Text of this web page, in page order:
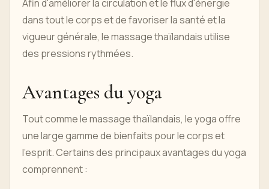
Afin d'améliorer la circulation et le flux d'énergie
dans tout le corps et de favoriser la santé et la
vigueur générale, le massage thaïlandais utilise
des pressions rythmées.
Avantages du yoga
Tout comme le massage thaïlandais, le yoga offre
une large gamme de bienfaits pour le corps et
l'esprit. Certains des principaux avantages du yoga
comprennent :